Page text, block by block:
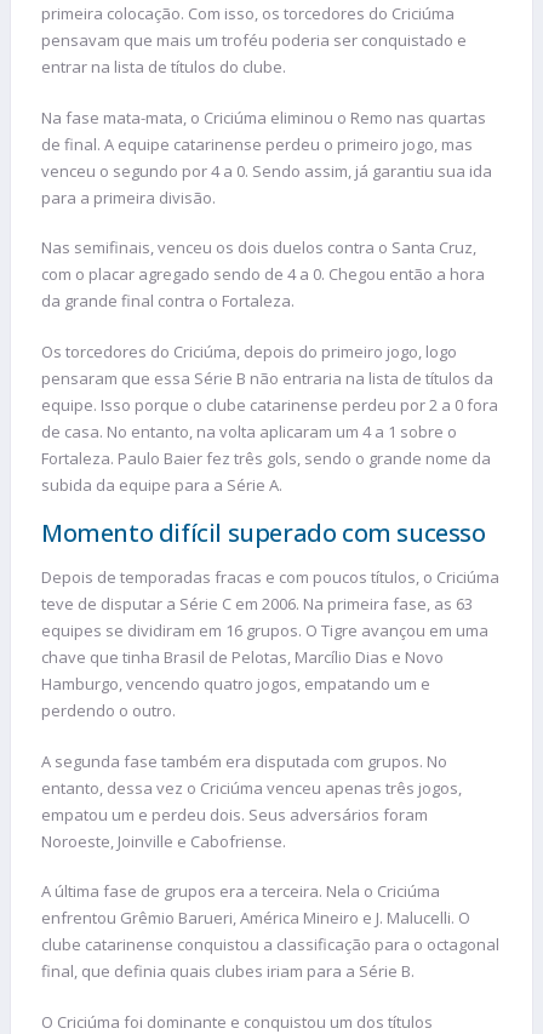
primeira colocação. Com isso, os torcedores do Criciúma
pensavam que mais um troféu poderia ser conquistado e
entrar na lista de títulos do clube.
Na fase mata-mata, o Criciúma eliminou o Remo nas quartas
de final. A equipe catarinense perdeu o primeiro jogo, mas
venceu o segundo por 4 a 0. Sendo assim, já garantiu sua ida
para a primeira divisão.
Nas semifinais, venceu os dois duelos contra o Santa Cruz,
com o placar agregado sendo de 4 a 0. Chegou então a hora
da grande final contra o Fortaleza.
Os torcedores do Criciúma, depois do primeiro jogo, logo
pensaram que essa Série B não entraria na lista de títulos da
equipe. Isso porque o clube catarinense perdeu por 2 a 0 fora
de casa. No entanto, na volta aplicaram um 4 a 1 sobre o
Fortaleza. Paulo Baier fez três gols, sendo o grande nome da
subida da equipe para a Série A.
Momento difícil superado com sucesso
Depois de temporadas fracas e com poucos títulos, o Criciúma
teve de disputar a Série C em 2006. Na primeira fase, as 63
equipes se dividiram em 16 grupos. O Tigre avançou em uma
chave que tinha Brasil de Pelotas, Marcílio Dias e Novo
Hamburgo, vencendo quatro jogos, empatando um e
perdendo o outro.
A segunda fase também era disputada com grupos. No
entanto, dessa vez o Criciúma venceu apenas três jogos,
empatou um e perdeu dois. Seus adversários foram
Noroeste, Joinville e Cabofriense.
A última fase de grupos era a terceira. Nela o Criciúma
enfrentou Grêmio Barueri, América Mineiro e J. Malucelli. O
clube catarinense conquistou a classificação para o octagonal
final, que definia quais clubes iriam para a Série B.
O Criciúma foi dominante e conquistou um dos títulos